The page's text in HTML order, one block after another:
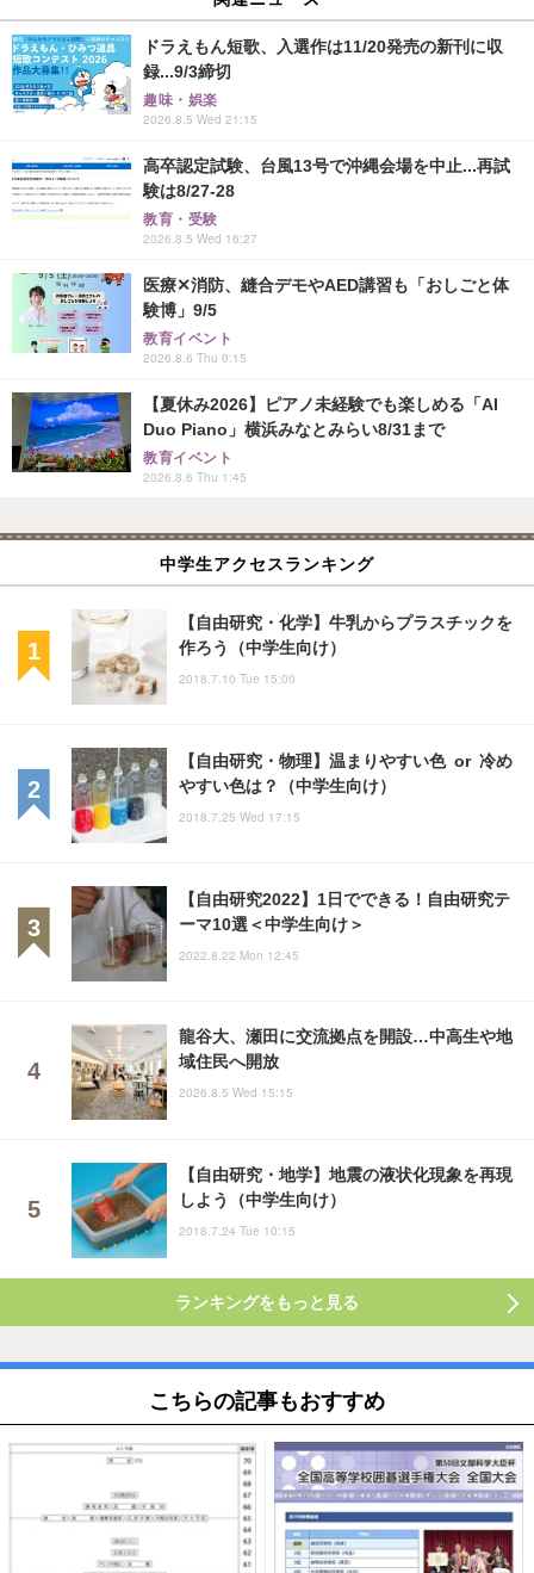
ドラえもん短歌、入選作は11/20発売の新刊に収
録...9/3締切
趣味・娯楽
2026.8.5 Wed 21:15
高卒認定試験、台風13号で沖縄会場を中止...再試
験は8/27-28
教育・受験
2026.8.5 Wed 16:27
医療✕消防、縫合デモやAED講習も「おしごと体
験博」9/5
教育イベント
2026.8.6 Thu 0:15
【夏休み2026】ピアノ未経験でも楽しめる「AI
Duo Piano」横浜みなとみらい8/31まで
教育イベント
2026.8.6 Thu 1:45
中学生アクセスランキング
【自由研究・化学】牛乳からプラスチックを
作ろう（中学生向け）
2018.7.10 Tue 15:00
【自由研究・物理】温まりやすい色 or 冷め
やすい色は？（中学生向け）
2018.7.25 Wed 17:15
【自由研究2022】1日でできる！自由研究テ
ーマ10選＜中学生向け＞
2022.8.22 Mon 12:45
龍谷大、瀬田に交流拠点を開設…中高生や地
域住民へ開放
2026.8.5 Wed 15:15
【自由研究・地学】地震の液状化現象を再現
しよう（中学生向け）
2018.7.24 Tue 10:15
ランキングをもっと見る
こちらの記事もおすすめ